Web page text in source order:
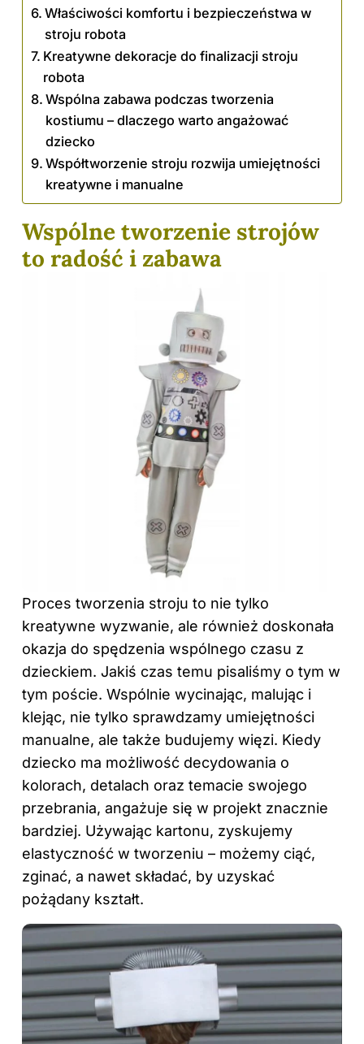
Właściwości komfortu i bezpieczeństwa w
stroju robota
Kreatywne dekoracje do finalizacji stroju
robota
Wspólna zabawa podczas tworzenia
kostiumu – dlaczego warto angażować
dziecko
Współtworzenie stroju rozwija umiejętności
kreatywne i manualne
Wspólne tworzenie strojów
to radość i zabawa
Proces tworzenia stroju to nie tylko
kreatywne wyzwanie, ale również doskonała
okazja do spędzenia wspólnego czasu z
dzieckiem. Jakiś czas temu pisaliśmy o tym w
tym poście. Wspólnie wycinając, malując i
klejąc, nie tylko sprawdzamy umiejętności
manualne, ale także budujemy więzi. Kiedy
dziecko ma możliwość decydowania o
kolorach, detalach oraz temacie swojego
przebrania, angażuje się w projekt znacznie
bardziej. Używając kartonu, zyskujemy
elastyczność w tworzeniu – możemy ciąć,
zginać, a nawet składać, by uzyskać
pożądany kształt.